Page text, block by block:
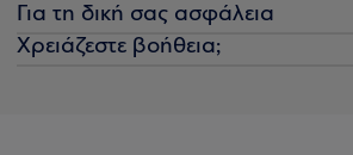
Για τη δική σας ασφάλεια
Χρειάζεστε βοήθεια;